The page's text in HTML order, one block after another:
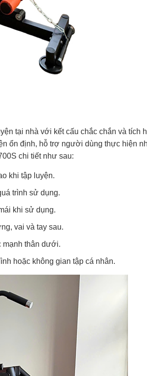
tại nhà với kết cấu chắc chắn và tích
ổn định, hỗ trợ người dùng thực hiện
chi tiết như sau:
khi tập luyện.
trình sử dụng.
khi sử dụng.
vai và tay sau.
mạnh thân dưới.
hoặc không gian tập cá nhân.